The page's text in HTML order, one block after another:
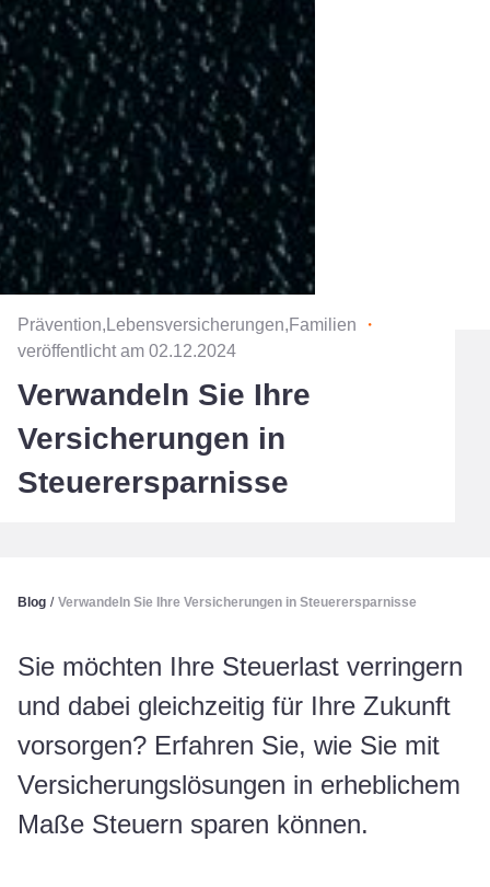
Prävention,Lebensversicherungen,Familien
・
veröffentlicht am 02.12.2024
Verwandeln Sie Ihre
Versicherungen in
Steuerersparnisse
Blog / Verwandeln Sie Ihre Versicherungen in Steuerersparnisse
Sie möchten Ihre Steuerlast verringern
und dabei gleichzeitig für Ihre Zukunft
vorsorgen? Erfahren Sie, wie Sie mit
Versicherungslösungen in erheblichem
Maße Steuern sparen können.